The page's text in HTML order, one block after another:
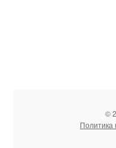
©
Политика